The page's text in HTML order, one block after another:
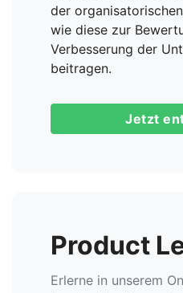
der organisatorischen
wie diese zur
Verbesserung der
beitragen.
Jetzt
Product
Erlerne in unserem